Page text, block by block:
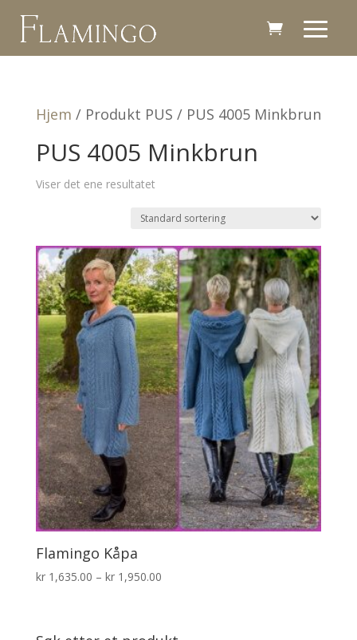
Hjem / Produkt PUS / PUS 4005 Minkbrun
PUS 4005 Minkbrun
Viser det ene resultatet
Flamingo Kåpa
kr1,635.00 – kr1,950.00Prisområde: